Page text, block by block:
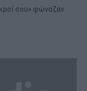
σου» φώναζαν